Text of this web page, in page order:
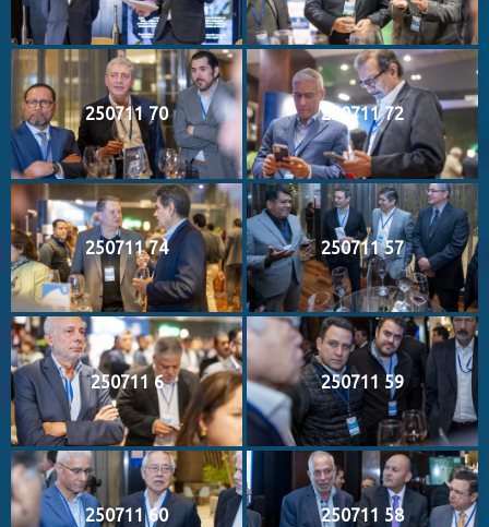
250711 70 250711 72
250711 74 250711 57
250711 6 250711 59
250711 60 250711 58